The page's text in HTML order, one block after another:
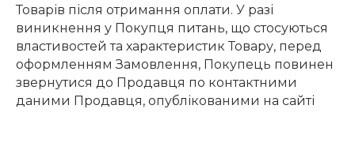
Товарів після отримання оплати. У разі
виникнення у Покупця питань, що стосуються
властивостей та характеристик Товару, перед
оформленням Замовлення, Покупець повинен
звернутися до Продавця по контактними
даними Продавця, опублікованими на сайті